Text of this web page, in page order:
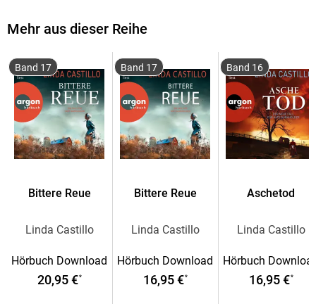
bestialische Weise ermordet. Wer ist ihrem Geheimnis auf
Mehr aus dieser Reihe
Band 17
Bittere Reue
Linda Castillo
Hörbuch Download
20,95 €*
Band 17
Bittere Reue
Linda Castillo
Hörbuch Download
16,95 €*
Band 16
Aschetod
Linda Castillo
Hörbuch
16,95 €*